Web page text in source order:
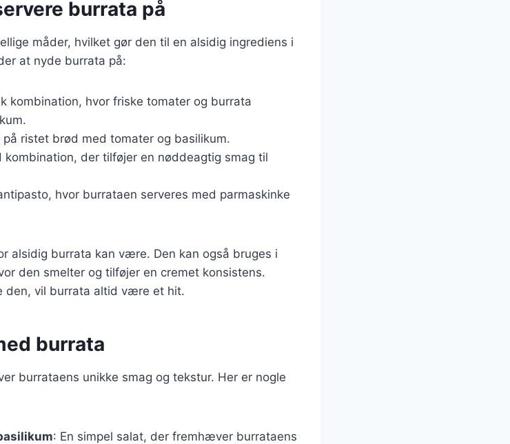
burrata på
måder, hvilket gør den til en alsidig ingrediens i
at nyde burrata på:
kombination, hvor friske tomater og burrata
ristet brød med tomater og basilikum.
kombination, der tilføjer en nøddeagtig smag til
hvor burrataen serveres med parmaskinke
alsidig burrata kan være. Den kan også bruges i
den smelter og tilføjer en cremet konsistens.
den, vil burrata altid være et hit.
burrata
burrataens unikke smag og tekstur. Her er nogle
: En simpel salat, der fremhæver burrataens